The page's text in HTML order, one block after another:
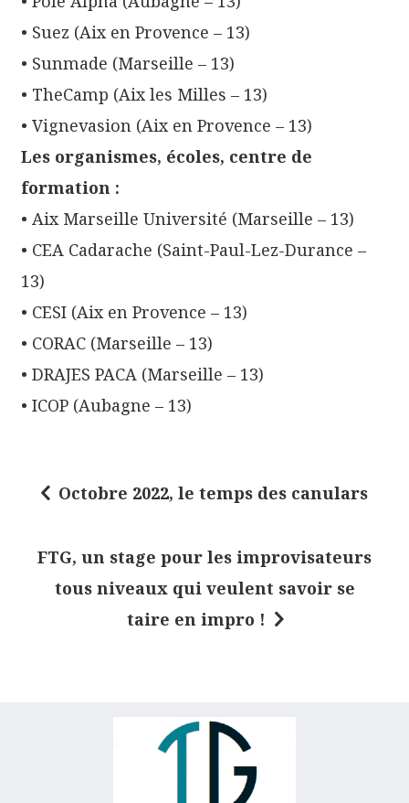
• Suez (Aix en Provence – 13)
• Sunmade (Marseille – 13)
• TheCamp (Aix les Milles – 13)
• Vignevasion (Aix en Provence – 13)
Les organismes, écoles, centre de
formation :
• Aix Marseille Université (Marseille – 13)
• CEA Cadarache (Saint-Paul-Lez-Durance –
13)
• CESI (Aix en Provence – 13)
• CORAC (Marseille – 13)
• DRAJES PACA (Marseille – 13)
• ICOP (Aubagne – 13)
Octobre 2022, le temps des canulars
FTG, un stage pour les improvisateurs
tous niveaux qui veulent savoir se
taire en impro !